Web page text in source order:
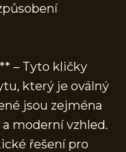
– Tyto kličky
který je oválný
jsou zejména
moderní vzhled.
řešení pro